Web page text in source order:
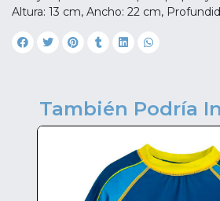
Altura: 13 cm, Ancho: 22 cm,
También Podría